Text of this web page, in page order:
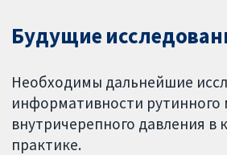
Будущие
Необходимы дальнейшие
информативности рутинного
внутричерепного давления в
практике.